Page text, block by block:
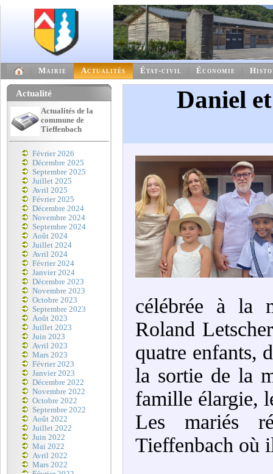
Mairie Actualités État-civil Économie
Actualité
Actualités de la
commune de
Tieffenbach
Février 2026
Décembre 2025
Septembre 2025
Juillet 2025
Avril 2025
Février 2025
Décembre 2024
Novembre 2024
Septembre 2024
Août 2024
Juillet 2024
Avril 2024
Février 2024
Janvier 2024
Décembre 2023
Novembre 2023
Octobre 2023
Septembre 2023
Août 2023
Juillet 2023
Juin 2023
Avril 2023
Mars 2023
Février 2023
Janvier 2023
Décembre 2022
Novembre 2022
Octobre 2022
Septembre 2022
Août 2022
Juillet 2022
Juin 2022
Mai 2022
Avril 2022
Mars 2022
Daniel
célébrée à la
Roland
quatre enfants,
la sortie de la
famille élargie,
Les mariés
Tieffenbach où